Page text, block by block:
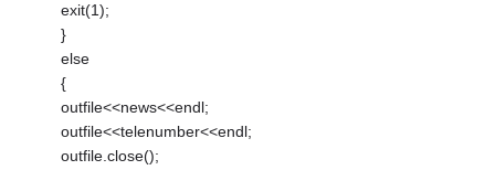
exit(1);
}
else
{
outfile<<news<<endl;
outfile<<telenumber<<endl;
outfile.close();